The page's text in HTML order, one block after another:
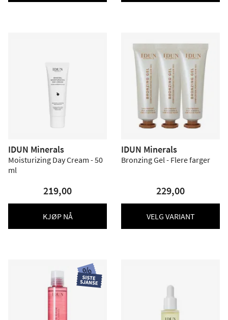
IDUN Minerals
Moisturizing Day Cream - 50
ml
219,00
KJØP NÅ
IDUN Minerals
Bronzing Gel - Flere farger
229,00
VELG VARIANT